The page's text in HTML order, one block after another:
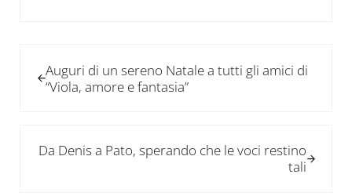
Auguri di un sereno Natale a tutti gli amici di
“Viola, amore e fantasia”
Da Denis a Pato, sperando che le voci restino
tali